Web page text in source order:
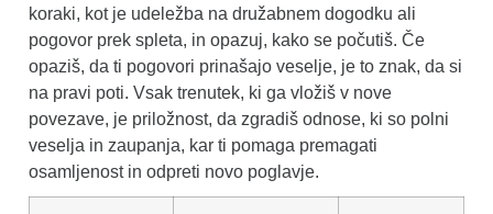
koraki, kot je udeležba na družabnem dogodku ali
pogovor prek spleta, in opazuj, kako se počutiš. Če
opaziš, da ti pogovori prinašajo veselje, je to znak, da si
na pravi poti. Vsak trenutek, ki ga vložiš v nove
povezave, je priložnost, da zgradiš odnose, ki so polni
veselja in zaupanja, kar ti pomaga premagati
osamljenost in odpreti novo poglavje.